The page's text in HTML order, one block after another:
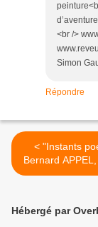
<br />
Simon
Répondre
< "Instants poétiques"
Bernard
Hébergé par